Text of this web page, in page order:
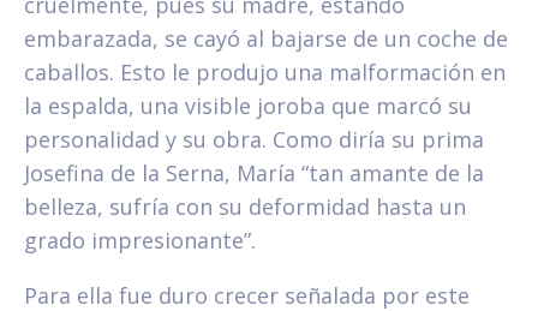
embarazada, se cayó al bajarse de un coche de
caballos. Esto le produjo una malformación en
la espalda, una visible joroba que marcó su
personalidad y su obra. Como diría su prima
Josefina de la Serna, María “tan amante de la
belleza, sufría con su deformidad hasta un
grado impresionante”.
Para ella fue duro crecer señalada por este